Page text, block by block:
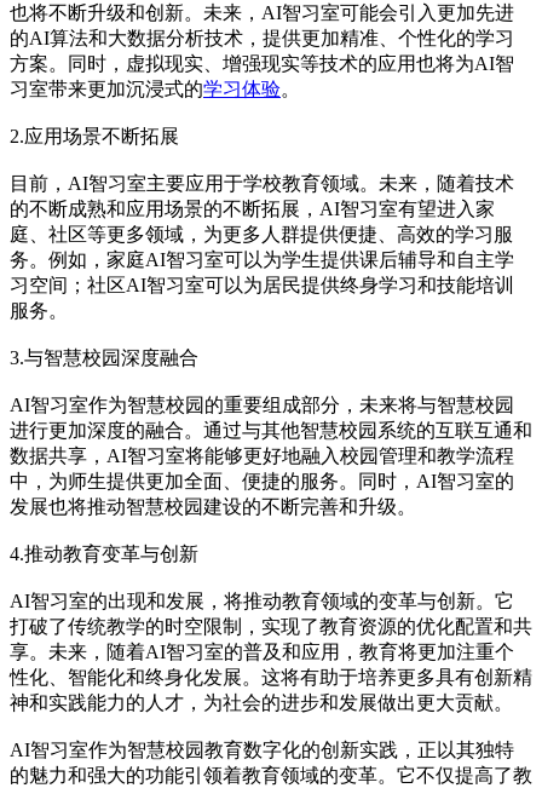
也将不断升级和创新。未来，AI智习室可能会引入更加先进
的AI算法和大数据分析技术，提供更加精准、个性化的学习
方案。同时，虚拟现实、增强现实等技术的应用也将为AI智
习室带来更加沉浸式的学习体验。
2.应用场景不断拓展
目前，AI智习室主要应用于学校教育领域。未来，随着技术
的不断成熟和应用场景的不断拓展，AI智习室有望进入家
庭、社区等更多领域，为更多人群提供便捷、高效的学习服
务。例如，家庭AI智习室可以为学生提供课后辅导和自主学
习空间；社区AI智习室可以为居民提供终身学习和技能培训
服务。
3.与智慧校园深度融合
AI智习室作为智慧校园的重要组成部分，未来将与智慧校园
进行更加深度的融合。通过与其他智慧校园系统的互联互通和
数据共享，AI智习室将能够更好地融入校园管理和教学流程
中，为师生提供更加全面、便捷的服务。同时，AI智习室的
发展也将推动智慧校园建设的不断完善和升级。
4.推动教育变革与创新
AI智习室的出现和发展，将推动教育领域的变革与创新。它
打破了传统教学的时空限制，实现了教育资源的优化配置和共
享。未来，随着AI智习室的普及和应用，教育将更加注重个
性化、智能化和终身化发展。这将有助于培养更多具有创新精
神和实践能力的人才，为社会的进步和发展做出更大贡献。
AI智习室作为智慧校园教育数字化的创新实践，正以其独特
的魅力和强大的功能引领着教育领域的变革。它不仅提高了教